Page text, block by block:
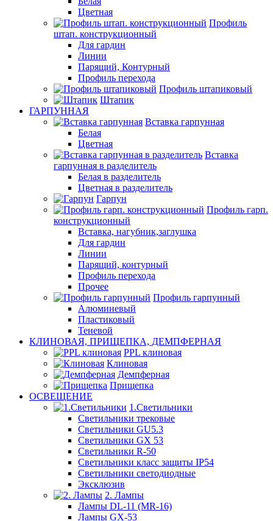
Цветная
Профиль
штап. конструкционный
Для гардин
Линии
Парящий, Контурный
Профиль перехода
Профиль штапиковый
Штапик
ГАРПУННАЯ
Вставка гарпунная
Белая
Цветная
Вставка
гарпунная в разделитель
Белая в разделитель
Цветная в разделитель
Гарпун
Профиль гарп.
конструкционный
Вставка, нагубник,заглушка
Для гардин
Линии
Парящий, контурный
Профиль перехода
Прочее
Профиль гарпунный
Алюминевый
Пластиковый
Теневой
КЛИНОВАЯ, ПРИЩЕПКА, ДЕМПФЕРНАЯ
PPL клиновая
Клиновая
Демпферная
Прищепка
ОСВЕЩЕНИЕ
1.Светильники
Светильники трековые
Светильники GU5.3
Светильники GX 53
Светильники R-50
Светильники класс защиты IP54
Светильники светодиодные
Эксклюзив
2. Лампы
Лампы DL-11 (MR-16)
Лампы GX-53